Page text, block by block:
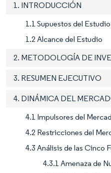
1. INTRODUCCIÓN
1.1 Supuestos del Estudio
1.2 Alcance del Estudio
2. METODOLOGÍA DE
3. RESUMEN EJECUTIVO
4. DINÁMICA DEL
4.1 Impulsores del
4.2 Restricciones del
4.3 Análisis de las Cinco
4.3.1 Amenaza de